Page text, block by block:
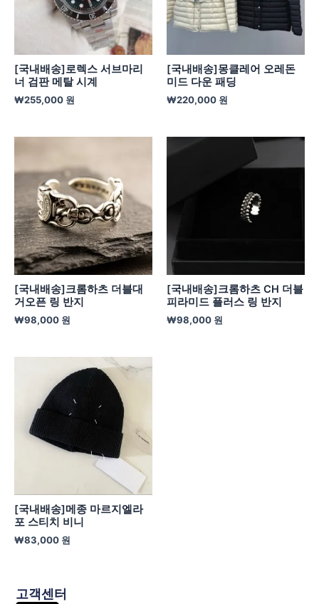
[국내배송]로렉스 서브마리
너 검판 메탈 시계
₩255,000 원
[국내배송]몽클레어 오레돈
미드 다운 패딩
₩220,000 원
[국내배송]크롬하츠 더블대
거오픈 링 반지
₩98,000 원
[국내배송]크롬하츠 CH 더블
피라미드 플러스 링 반지
₩98,000 원
[국내배송]메종 마르지엘라
포 스티치 비니
₩83,000 원
고객센터